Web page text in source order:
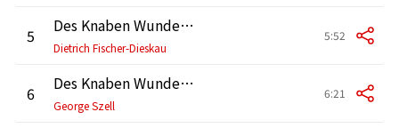
5 Des Knaben Wunderhorn: No. 12, Der Tamboursg'sell
Dietrich Fischer-Dieskau
5:52
6 Des Knaben Wunderhorn: No. 1, Der Schildwache Nachtlied
George Szell
6:21